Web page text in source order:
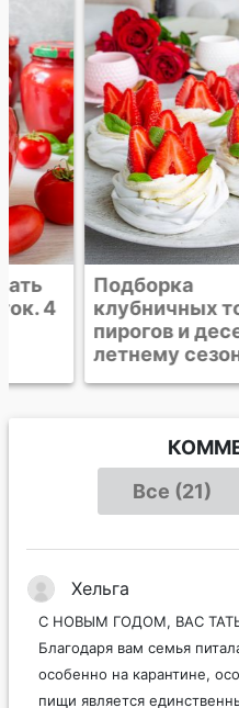
Подборка
клубничных тортов,
пирогов и десертов к
летнему сезону
Все (21)
Хельга
С НОВЫМ ГОДОМ, ВАС
Благодаря вам семья
особенно на карантине,